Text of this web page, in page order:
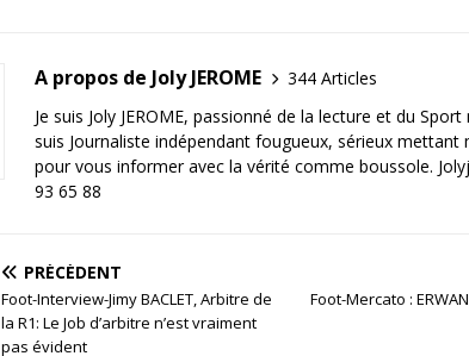
A propos de Joly JEROME
344 Articles
Je suis Joly JEROME, passionné de la lecture et du
suis Journaliste indépendant fougueux, sérieux mettant
pour vous informer avec la vérité comme boussole.
93 65 88
PRÉCÉDENT
Foot-Interview-Jimy BACLET, Arbitre de
la R1: Le Job d’arbitre n’est vraiment
pas évident
Foot-Mercato :